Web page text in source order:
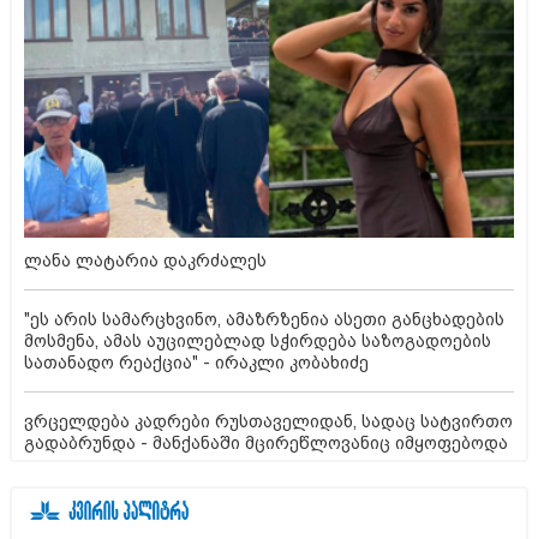
ლანა ლატარია დაკრძალეს
"ეს არის სამარცხვინო, ამაზრზენია ასეთი განცხადების
მოსმენა, ამას აუცილებლად სჭირდება საზოგადოების
სათანადო რეაქცია" - ირაკლი კობახიძე
ვრცელდება კადრები რუსთაველიდან, სადაც სატვირთო
გადაბრუნდა - მანქანაში მცირეწლოვანიც იმყოფებოდა